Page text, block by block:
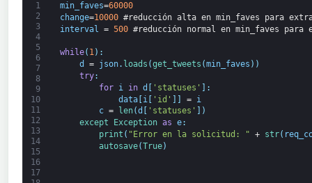
1
2
3
4
5
6
7
8
9
10
11
12
13
14
15
16
17
min_faves=60000
change=10000 #reducción alta en min_faves para
interval
= 500 #reducción normal en min_faves para
while( 1) :
d
= json. loads (get_tweets (min_faves ) )
try:
for
i in d [ 'statuses' ] :
data[i [ 'id' ] ] =
i
c = len(d 'statuses'
)
except
Exception as e:
print ( "Error en la solicitud: " + str(
autosave(True)